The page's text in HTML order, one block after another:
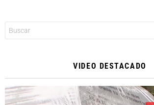
VIDEO DESTACADO
Reproductor
de